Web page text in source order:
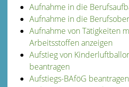
Aufnahme in die
Aufnahme in die
Aufnahme von Tätigkeiten
Arbeitsstoffen anzeigen
Aufstieg von
beantragen
Aufstiegs-BAföG beantragen